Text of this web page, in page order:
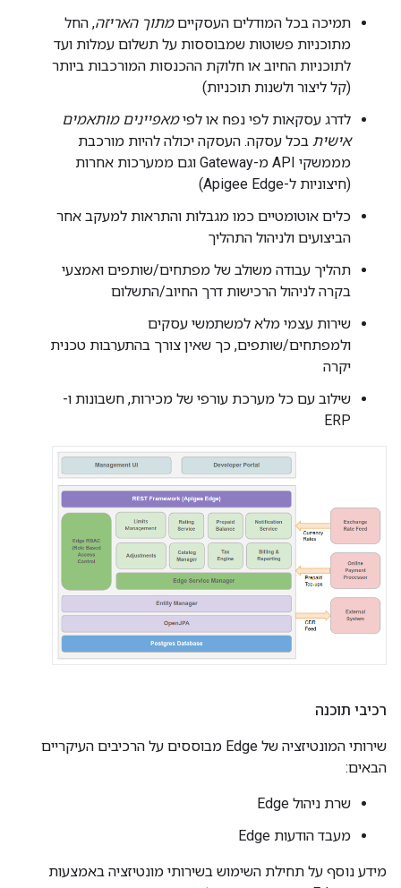
תמיכה בכל המודלים העסקייםמתוך האריזה, החל
מתוכניות פשוטות שמבוססות על תשלום עמלות ועד
לתוכניות החיוב או חלוקת ההכנסות המורכבות ביותר
(קל ליצור ולשנות תוכניות)
לדרג עסקאות לפי נפח או לפימאפיינים מותאמים
אישית בכל עסקה. העסקה יכולה להיות מורכבת
מממשקי API מ-Gateway וגם ממערכות אחרות
(חיצוניות ל-Apigee Edge)
כלים אוטומטיים כמו מגבלות והתראות למעקב אחר
הביצועים ולניהול התהליך
תהליך עבודה משולב של מפתחים/שותפים ואמצעי
בקרה לניהול הרכישות דרך החיוב/התשלום
שירות עצמי מלא למשתמשי עסקים
ולמפתחים/שותפים, כך שאין צורך בהתערבות טכנית
יקרה
שילוב עם כל מערכת עורפי של מכירות, חשבונות ו-
ERP
רכיבי תוכנה
שירותי המונטיזציה של Edge מבוססים על הרכיבים העיקריים
הבאים:
שרת ניהול Edge
מעבד הודעות Edge
מידע נוסף על תחילת השימוש בשירותי מונטיזציה באמצעות